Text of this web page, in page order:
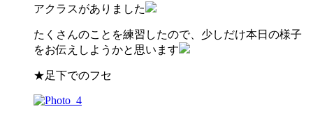
アクラスがありました
たくさんのことを練習したので、少しだけ本日の様子
をお伝えしようかと思います
★足下でのフセ